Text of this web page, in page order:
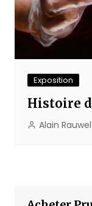
Exposition
Histoire
Alain Rauwel